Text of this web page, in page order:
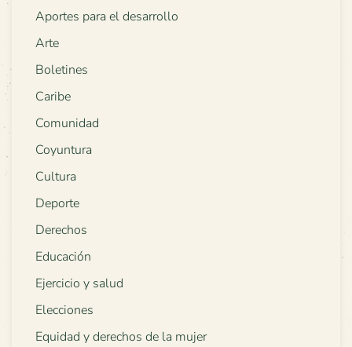
Aportes para el desarrollo
Arte
Boletines
Caribe
Comunidad
Coyuntura
Cultura
Deporte
Derechos
Educación
Ejercicio y salud
Elecciones
Equidad y derechos de la mujer